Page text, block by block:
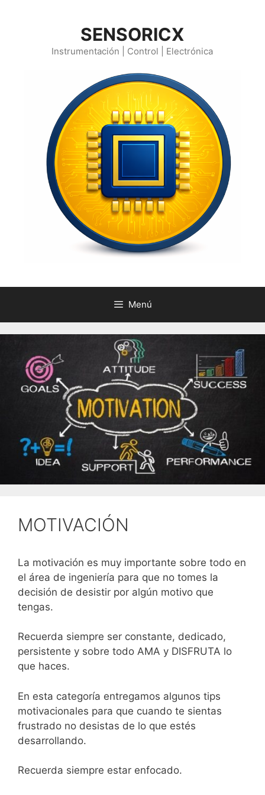
SENSORICX
Instrumentación | Control | Electrónica
Menú
MOTIVACIÓN
La motivación es muy importante sobre todo en
el área de ingeniería para que no tomes la
decisión de desistir por algún motivo que
tengas.
Recuerda siempre ser constante, dedicado,
persistente y sobre todo AMA y DISFRUTA lo
que haces.
En esta categoría entregamos algunos tips
motivacionales para que cuando te sientas
frustrado no desistas de lo que estés
desarrollando.
Recuerda siempre estar enfocado.